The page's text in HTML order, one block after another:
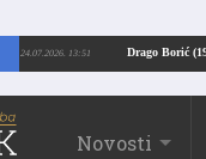
ostatke 24.07.2026. 13:51
Novosti